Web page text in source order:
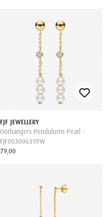
FJF JEWELLERY
Oorhangers Pendulums Pearl -
FJF0030063YPW
79,00